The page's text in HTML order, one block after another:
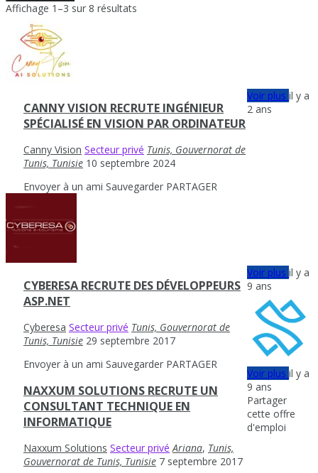
Affichage 1–3 sur 8 résultats
CANNY VISION RECRUTE INGÉNIEUR
SPÉCIALISÉ EN VISION PAR ORDINATEUR
Canny Vision Secteur privé Tunis, Gouvernorat de
Tunis, Tunisie 10 septembre 2024
Envoyer à un ami Sauvegarder PARTAGER
Voir plusil y a
2 ans
CYBERESA RECRUTE DES DÉVELOPPEURS
ASP.NET
Cyberesa Secteur privé Tunis, Gouvernorat de
Tunis, Tunisie 29 septembre 2017
Envoyer à un ami Sauvegarder PARTAGER
Voir plusil y a
9 ans
NAXXUM SOLUTIONS RECRUTE UN
CONSULTANT TECHNIQUE EN
INFORMATIQUE
Naxxum Solutions Secteur privé Ariana, Tunis,
Gouvernorat de Tunis, Tunisie 7 septembre 2017
Voir plusil y a
9 ans
Partager
cette offre
d'emploi